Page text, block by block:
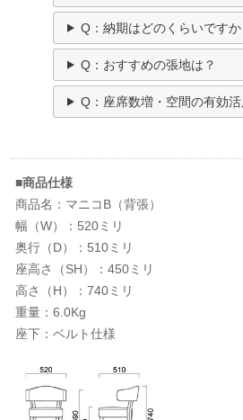
Q：納期はどのくらいですか
Q：おすすめの張地は？
Q：座席数増・空間の有効活
■商品仕様
商品名：マニコB（背張）
幅（W）：520ミリ
奥行（D）：510ミリ
座高さ（SH）：450ミリ
高さ（H）：740ミリ
重量：6.0Kg
座下：ベルト仕様